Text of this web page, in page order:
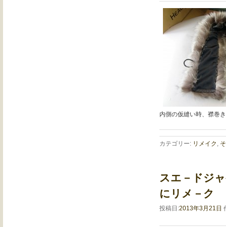
内側の仮縫い時、襟巻
カテゴリー: リメイク
スエ－ドジ
にリメ－ク
投稿日:2013年3月21日